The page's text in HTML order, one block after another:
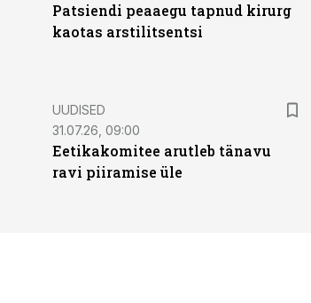
Patsiendi peaaegu tapnud kirurg
kaotas arstilitsentsi
UUDISED
31.07.26, 09:00
Eetikakomitee arutleb tänavu
ravi piiramise üle